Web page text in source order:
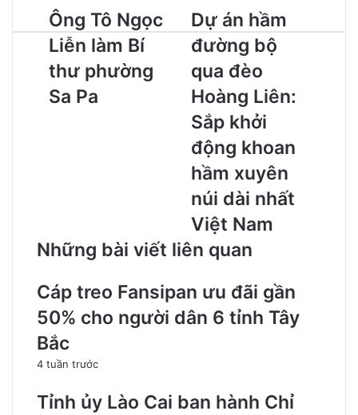
Ông Tô Ngọc
Liễn làm Bí
thư phường
Sa Pa
Dự án hầm
đường bộ
qua đèo
Hoàng Liên:
Sắp khởi
động khoan
hầm xuyên
núi dài nhất
Việt Nam
Những bài viết liên quan
Cáp treo Fansipan ưu đãi gần
50% cho người dân 6 tỉnh Tây
Bắc
4 tuần trước
Tỉnh ủy Lào Cai ban hành Chỉ